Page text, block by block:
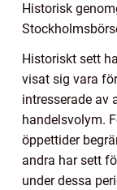
Historisk
Historiskt sett
visat sig vara
intresserade av
handelsvolym.
öppettider
andra har sett
under dessa